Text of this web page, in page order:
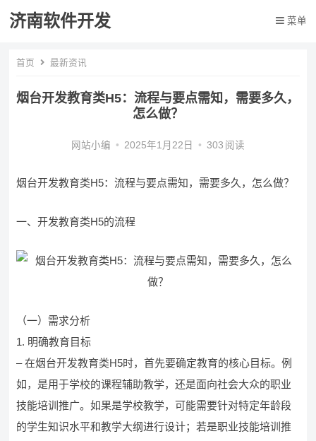
济南软件开发 菜单
首页 最新资讯
烟台开发教育类H5：流程与要点需知，需要多久，
怎么做？
网站小编 • 2025年1月22日 • 303 阅读
烟台开发教育类H5：流程与要点需知，需要多久，怎么做？
一、开发教育类H5的流程
（一）需求分析
1. 明确教育目标
– 在烟台开发教育类H5时，首先要确定教育的核心目标。例
如，是用于学校的课程辅助教学，还是面向社会大众的职业
技能培训推广。如果是学校教学，可能需要针对特定年龄段
的学生知识水平和教学大纲进行设计；若是职业技能培训推